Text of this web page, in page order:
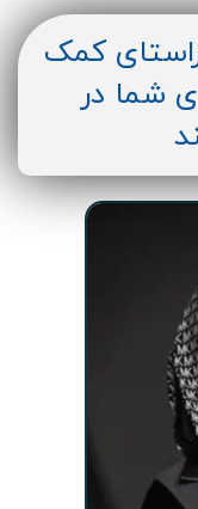
راستای کمک
شما در